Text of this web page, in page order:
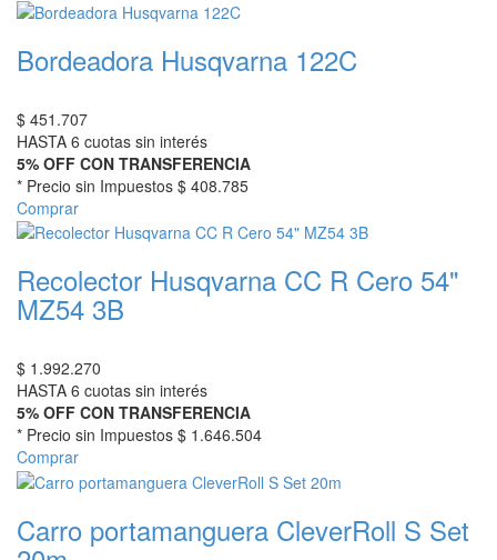
Bordeadora Husqvarna 122C
$ 451.707
HASTA 6 cuotas sin interés
5% OFF CON TRANSFERENCIA
* Precio sin Impuestos $ 408.785
Comprar
Recolector Husqvarna CC R Cero 54"
MZ54 3B
$ 1.992.270
HASTA 6 cuotas sin interés
5% OFF CON TRANSFERENCIA
* Precio sin Impuestos $ 1.646.504
Comprar
Carro portamanguera CleverRoll S Set